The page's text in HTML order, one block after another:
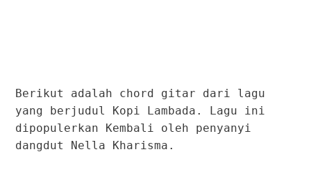
Berikut adalah chord gitar dari lagu
yang berjudul Kopi Lambada. Lagu ini
dipopulerkan Kembali oleh penyanyi
dangdut Nella Kharisma.